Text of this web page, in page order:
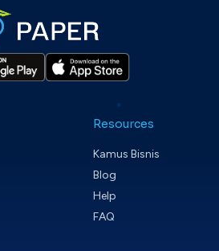
Resources
Kamus Bisnis
Blog
Help
FAQ